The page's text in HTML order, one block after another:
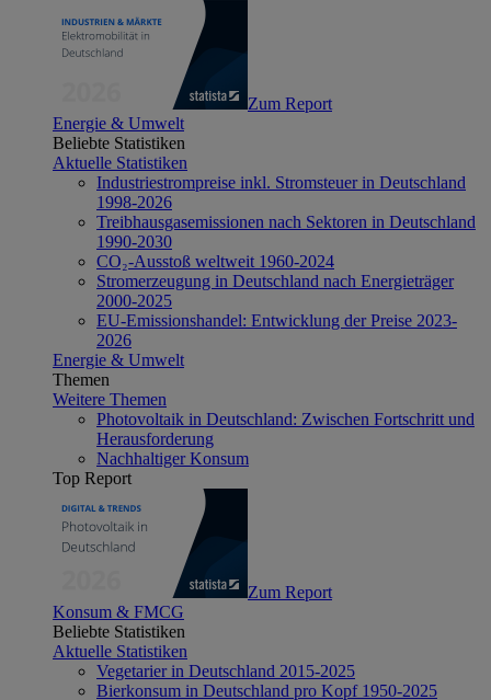
Zum Report
Energie & Umwelt
Beliebte Statistiken
Aktuelle Statistiken
Industriestrompreise inkl. Stromsteuer in Deutschland
1998-2026
Treibhausgasemissionen nach Sektoren in Deutschland
1990-2030
CO₂-Ausstoß weltweit 1960-2024
Stromerzeugung in Deutschland nach Energieträger
2000-2025
EU-Emissionshandel: Entwicklung der Preise 2023-
2026
Energie & Umwelt
Themen
Weitere Themen
Photovoltaik in Deutschland: Zwischen Fortschritt und
Herausforderung
Nachhaltiger Konsum
Top Report
Zum Report
Konsum & FMCG
Beliebte Statistiken
Aktuelle Statistiken
Vegetarier in Deutschland 2015-2025
Bierkonsum in Deutschland pro Kopf 1950-2025